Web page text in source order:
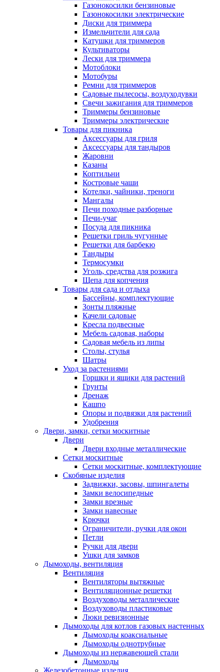
Газонокосилки бензиновые
Газонокосилки электрические
Диски для триммера
Измельчители для сада
Катушки для триммеров
Культиваторы
Лески для триммера
Мотоблоки
Мотобуры
Ремни для триммеров
Садовые пылесосы, воздуходувки
Свечи зажигания для триммеров
Триммеры бензиновые
Триммеры электрические
Товары для пикника
Аксессуары для гриля
Аксессуары для тандыров
Жаровни
Казаны
Коптильни
Костровые чаши
Котелки, чайники, треноги
Мангалы
Печи походные разборные
Печи-учаг
Посуда для пикника
Решетки гриль чугунные
Решетки для барбекю
Тандыры
Термосумки
Уголь, средства для розжига
Щепа для копчения
Товары для сада и отдыха
Бассейны, комплектующие
Зонты пляжные
Качели садовые
Кресла подвесные
Мебель садовая, наборы
Садовая мебель из липы
Столы, стулья
Шатры
Уход за растениями
Горшки и ящики для растений
Грунты
Дренаж
Кашпо
Опоры и подвязки для растений
Удобрения
Двери, замки, сетки москитные
Двери
Двери входные металлические
Сетки москитные
Сетки москитные, комплектующие
Скобяные изделия
Задвижки, засовы, шпингалеты
Замки велосипедные
Замки врезные
Замки навесные
Крючки
Ограничители, ручки для окон
Петли
Ручки для двери
Ушки для замков
Дымоходы, вентиляция
Вентиляция
Вентиляторы вытяжные
Вентиляционные решетки
Воздуховоды металлические
Воздуховоды пластиковые
Люки ревизионные
Дымоходы для котлов газовых настенных
Дымоходы коаксиальные
Дымоходы однотрубные
Дымоходы из нержавеющей стали
Дымоходы
Железобетонные изделия